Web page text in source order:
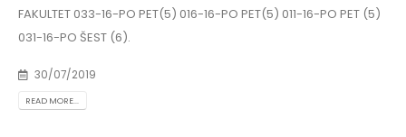
FAKULTET 033-16-PO PET(5) 016-16-PO PET(5) 011-16-PO PET (5)
031-16-PO ŠEST (6).
30/07/2019
READ MORE...